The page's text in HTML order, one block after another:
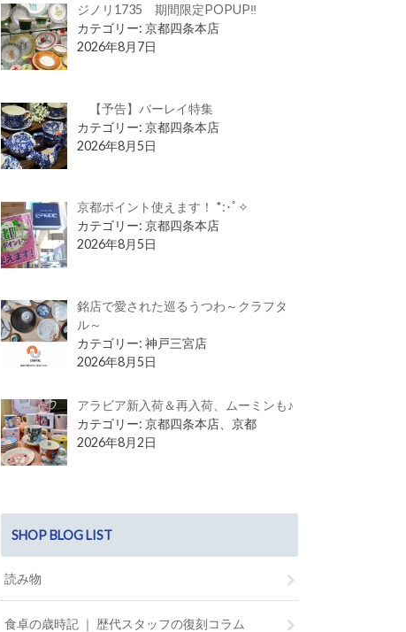
ジノリ1735 期間限定POPUP‼
カテゴリー: 京都四条本店
2026年8月7日
【予告】バーレイ特集
カテゴリー: 京都四条本店
2026年8月5日
京都ポイント使えます！ *:･ﾟ✧
カテゴリー: 京都四条本店
2026年8月5日
銘店で愛された巡るうつわ～クラフタ
ル～
カテゴリー: 神戸三宮店
2026年8月5日
アラビア新入荷＆再入荷、ムーミンも♪
カテゴリー: 京都四条本店、京都
2026年8月2日
SHOP BLOG LIST
読み物
食卓の歳時記 ｜ 歴代スタッフの復刻コラム